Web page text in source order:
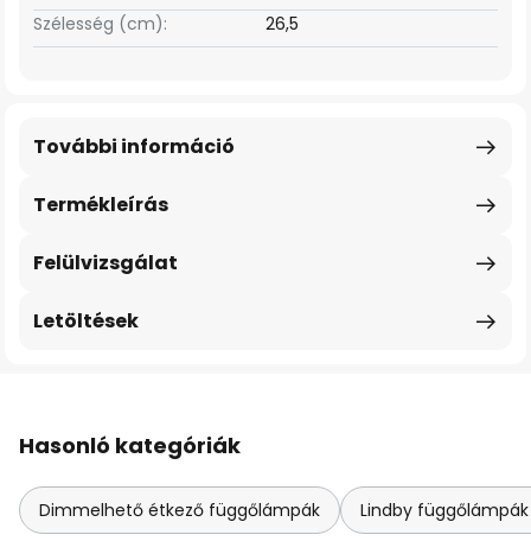
Szélesség (cm): 26,5
Termékleírás
További információ
Felülvizsgálat
Letöltések
Hasonló kategóriák
Dimmelhető étkező függőlámpák Lindby